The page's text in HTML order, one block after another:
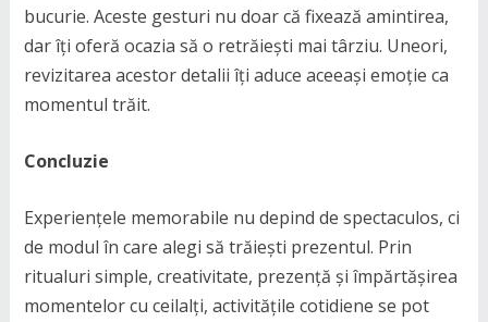
bucurie. Aceste gesturi nu doar că fixează amintirea,
dar îți oferă ocazia să o retrăiești mai târziu. Uneori,
revizitarea acestor detalii îți aduce aceeași emoție ca
momentul trăit.
Concluzie
Experiențele memorabile nu depind de spectaculos, ci
de modul în care alegi să trăiești prezentul. Prin
ritualuri simple, creativitate, prezență și împărtășirea
momentelor cu ceilalți, activitățile cotidiene se pot